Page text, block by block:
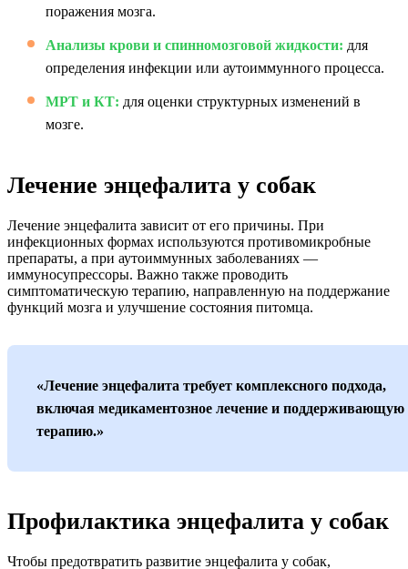
поражения мозга.
Анализы крови и спинномозговой жидкости: для
определения инфекции или аутоиммунного процесса.
МРТ и КТ: для оценки структурных изменений в
мозге.
Лечение энцефалита у собак
Лечение энцефалита зависит от его причины. При
инфекционных формах используются противомикробные
препараты, а при аутоиммунных заболеваниях —
иммуносупрессоры. Важно также проводить
симптоматическую терапию, направленную на поддержание
функций мозга и улучшение состояния питомца.
«Лечение энцефалита требует комплексного подхода,
включая медикаментозное лечение и поддерживающую
терапию.»
Профилактика энцефалита у собак
Чтобы предотвратить развитие энцефалита у собак,